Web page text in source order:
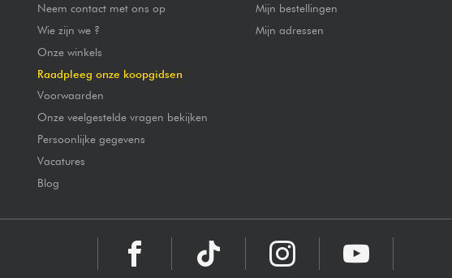
Neem contact met ons op
Wie zijn we ?
Onze winkels
Raadpleeg onze koopgidsen
Voorwaarden
Onze veelgestelde vragen bekijken
Persoonlijke gegevens
Vacatures
Blog
Mijn bestellingen
Mijn adressen